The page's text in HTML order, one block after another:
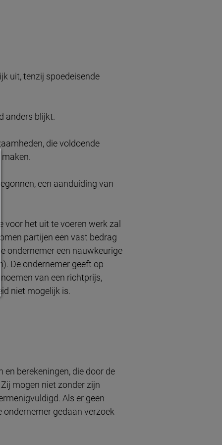
uit, tenzij spoedeisende
anders blijkt.
die voldoende
een aanduiding van
het uit te voeren werk zal
partijen een vast bedrag
ondernemer een nauwkeurige
De ondernemer geeft op
van een richtprijs,
niet mogelijk is.
berekeningen, die door de
mogen niet zonder zijn
Als er geen
ondernemer gedaan verzoek